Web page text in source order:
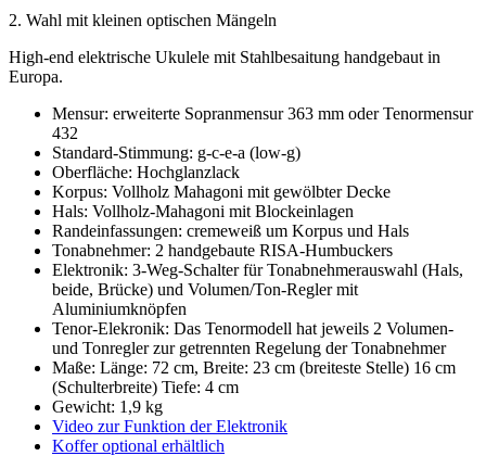
2. Wahl mit kleinen optischen Mängeln
High-end elektrische Ukulele mit Stahlbesaitung handgebaut in
Europa.
Mensur: erweiterte Sopranmensur 363 mm oder Tenormensur
432
Standard-Stimmung: g-c-e-a (low-g)
Oberfläche: Hochglanzlack
Korpus: Vollholz Mahagoni mit gewölbter Decke
Hals: Vollholz-Mahagoni mit Blockeinlagen
Randeinfassungen: cremeweiß um Korpus und Hals
Tonabnehmer: 2 handgebaute RISA-Humbuckers
Elektronik: 3-Weg-Schalter für Tonabnehmerauswahl (Hals,
beide, Brücke) und Volumen/Ton-Regler mit
Aluminiumknöpfen
Tenor-Elekronik: Das Tenormodell hat jeweils 2 Volumen-
und Tonregler zur getrennten Regelung der Tonabnehmer
Maße: Länge: 72 cm, Breite: 23 cm (breiteste Stelle) 16 cm
(Schulterbreite) Tiefe: 4 cm
Gewicht: 1,9 kg
Video zur Funktion der Elektronik
Koffer optional erhältlich